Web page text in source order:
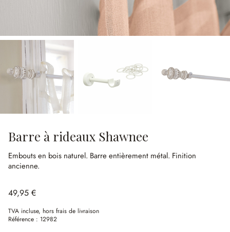
Barre à rideaux Shawnee
Embouts en bois naturel. Barre entièrement métal. Finition
ancienne.
49,95 €
TVA incluse, hors frais de livraison
Référence : 12982